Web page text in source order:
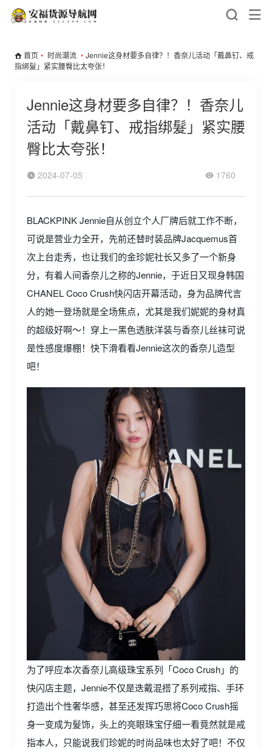
首页 • 时尚潮流 • Jennie这身材要多自律？！香奈儿活动「戴鼻钉、戒
指绑髮」紧实腰臀比太夸张！
Jennie这身材要多自律？！香奈儿
活动「戴鼻钉、戒指绑髮」紧实腰
臀比太夸张！
2024-07-05 1760
BLACKPINK Jennie自从创立个人厂牌后就工作不断，
可说是营业力全开，先前还替时装品牌Jacquemus首
次上台走秀，也让我们的金珍妮社长又多了一个新身
分，有着人间香奈儿之称的Jennie，于近日又现身韩国
CHANEL Coco Crush快闪店开幕活动，身为品牌代言
人的她一登场就是全场焦点，尤其是我们妮妮的身材真
的超级好啊～！穿上一黑色透肤洋装与香奈儿丝袜可说
是性感度爆棚！快下滑看看Jennie这次的香奈儿造型
吧！
为了呼应本次香奈儿高级珠宝系列「Coco Crush」的
快闪店主题，Jennie不仅是迭戴混搭了系列戒指、手环
打造出个性奢华感，甚至还发挥巧思将Coco Crush摇
身一变成为髮饰，头上的亮眼珠宝仔细一看竟然就是戒
指本人，只能说我们珍妮的时尚品味也太好了吧！不仅